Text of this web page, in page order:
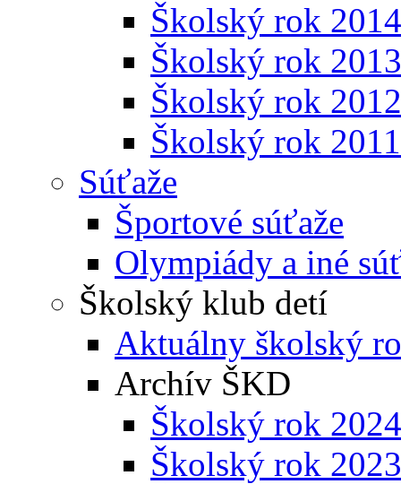
Školský rok
Školský rok
Školský rok
Školský rok
Súťaže
Športové súťaže
Olympiády a iné
Školský klub detí
Aktuálny školský
Archív ŠKD
Školský rok
Školský rok